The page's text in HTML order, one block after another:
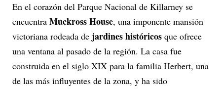
En el corazón del Parque Nacional de Killarney se
encuentra Muckross House, una imponente mansión
victoriana rodeada de jardines históricos que ofrece
una ventana al pasado de la región. La casa fue
construida en el siglo XIX para la familia Herbert, una
de las más influyentes de la zona, y ha sido